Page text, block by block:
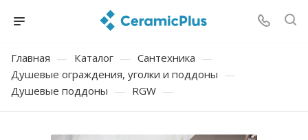
Главная — Каталог — Сантехника —
Душевые ограждения, уголки и поддоны —
Душевые поддоны — RGW —